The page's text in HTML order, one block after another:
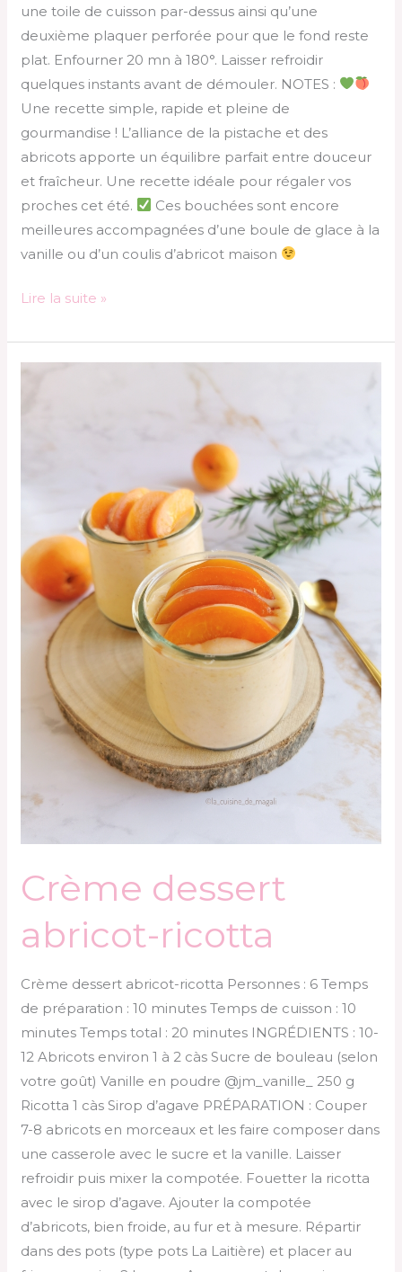
une toile de cuisson par-dessus ainsi qu’une
deuxième plaquer perforée pour que le fond reste
plat. Enfourner 20 mn à 180°. Laisser refroidir
quelques instants avant de démouler. NOTES :
Une recette simple, rapide et pleine de
gourmandise ! L’alliance de la pistache et des
abricots apporte un équilibre parfait entre douceur
et fraîcheur. Une recette idéale pour régaler vos
proches cet été.
Ces bouchées sont encore
meilleures accompagnées d’une boule de glace à la
vanille ou d’un coulis d’abricot maison
Lire la suite »
Crème dessert
abricot-ricotta
Crème dessert abricot-ricotta Personnes : 6 Temps
de préparation : 10 minutes Temps de cuisson : 10
minutes Temps total : 20 minutes INGRÉDIENTS : 10-
12 Abricots environ 1 à 2 càs Sucre de bouleau (selon
votre goût) Vanille en poudre @jm_vanille_ 250 g
Ricotta 1 càs Sirop d’agave PRÉPARATION : Couper
7-8 abricots en morceaux et les faire composer dans
une casserole avec le sucre et la vanille. Laisser
refroidir puis mixer la compotée. Fouetter la ricotta
avec le sirop d’agave. Ajouter la compotée
d’abricots, bien froide, au fur et à mesure. Répartir
dans des pots (type pots La Laitière) et placer au